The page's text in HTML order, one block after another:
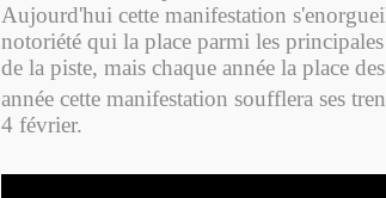
Aujourd'hui cette manifestation
notoriété qui la place parmi les
de la piste, mais chaque année la place
année cette manifestation soufflera ses
4 février.